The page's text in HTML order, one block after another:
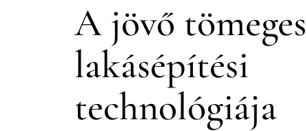
A jövő tömeges
lakásépítési
technológiája